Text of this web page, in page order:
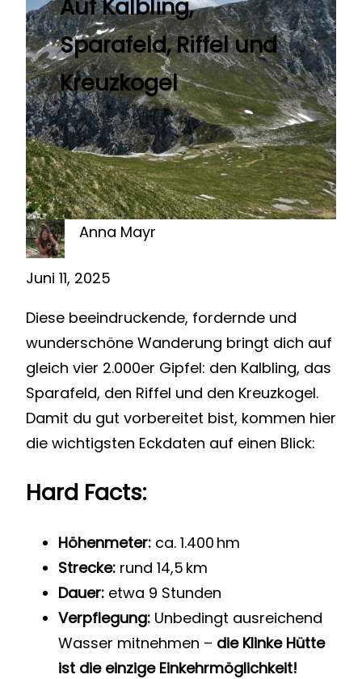
Auf Kalbling,
Sparafeld, Riffel und
Kreuzkogel
Anna Mayr
Juni 11, 2025
Diese beeindruckende, fordernde und
wunderschöne Wanderung bringt dich auf
gleich vier 2.000er Gipfel: den Kalbling, das
Sparafeld, den Riffel und den Kreuzkogel.
Damit du gut vorbereitet bist, kommen hier
die wichtigsten Eckdaten auf einen Blick:
Hard Facts:
Höhenmeter: ca. 1.400 hm
Strecke: rund 14,5 km
Dauer: etwa 9 Stunden
Verpflegung: Unbedingt ausreichend
Wasser mitnehmen – die Klinke Hütte
ist die einzige Einkehrmöglichkeit!